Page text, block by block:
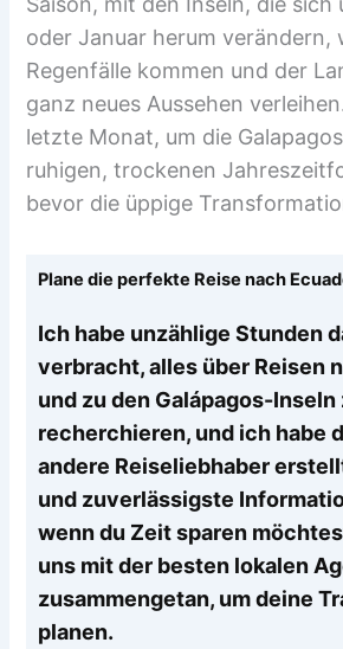
oder Januar herum verändern,
Regenfälle kommen und der
ganz neues Aussehen
letzte Monat, um die
ruhigen, trockenen
bevor die üppige
Plane die perfekte Reise nach
Ich habe unzählige Stunden
verbracht, alles über Reisen
und zu den Galápagos-Inseln
recherchieren, und ich habe
andere Reiseliebhaber
und zuverlässigste
wenn du Zeit sparen
uns mit der besten lokalen
zusammengetan, um deine
planen.